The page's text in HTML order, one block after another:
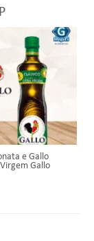
e Gallo
Gallo